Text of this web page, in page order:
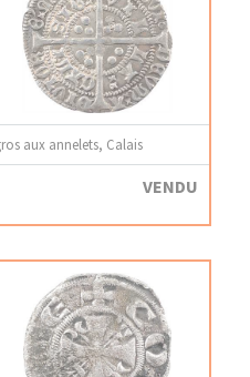
aux annelets, Calais
VENDU